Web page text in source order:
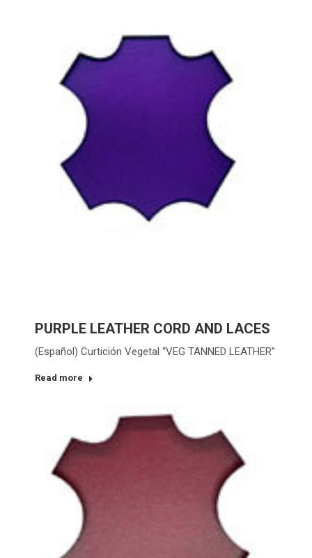
PURPLE LEATHER CORD AND LACES
(Español) Curtición Vegetal “VEG TANNED LEATHER”
Read more